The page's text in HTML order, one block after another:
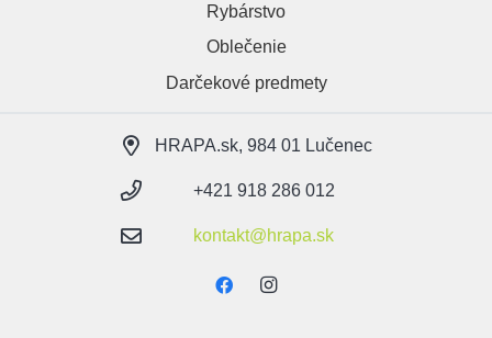
Rybárstvo
Oblečenie
Darčekové predmety
HRAPA.sk, 984 01 Lučenec
+421 918 286 012
kontakt@hrapa.sk